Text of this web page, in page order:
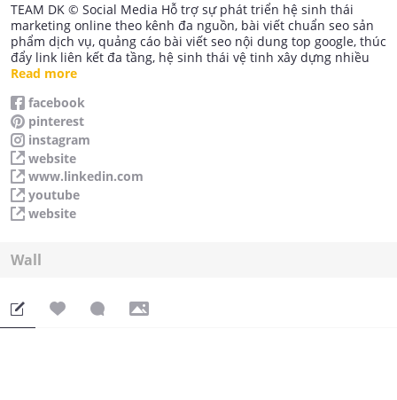
TEAM DK © Social Media Hỗ trợ sự phát triển hệ sinh thái
marketing online theo kênh đa nguồn, bài viết chuẩn seo sản
phẩm dịch vụ, quảng cáo bài viết seo nội dung top google, thúc
đẩy link liên kết đa tầng, hệ sinh thái vệ tinh xây dựng nhiều
năm, tăng thứ hạng website của bạn, một bài viết đi trên 10
100 nghìn theo dõi, youtube hàng nghìn view trong thời gian
ngắn...
Website: https://dongkhai.com
Văn Phòng: Số 97/4 Đường số 10, Phường 15, Quận Gò Vấp,
Tp.Hồ Chí Minh
Điện thoại: 0901.83.1617 Hỗ Trợ Kỹ Thuật
Email: dongkhai.com@gmail.com
Fanpage: https://vi-vn.facebook.com/dongkhaicom
Read more
facebook
pinterest
instagram
website
www.linkedin.com
youtube
website
Wall